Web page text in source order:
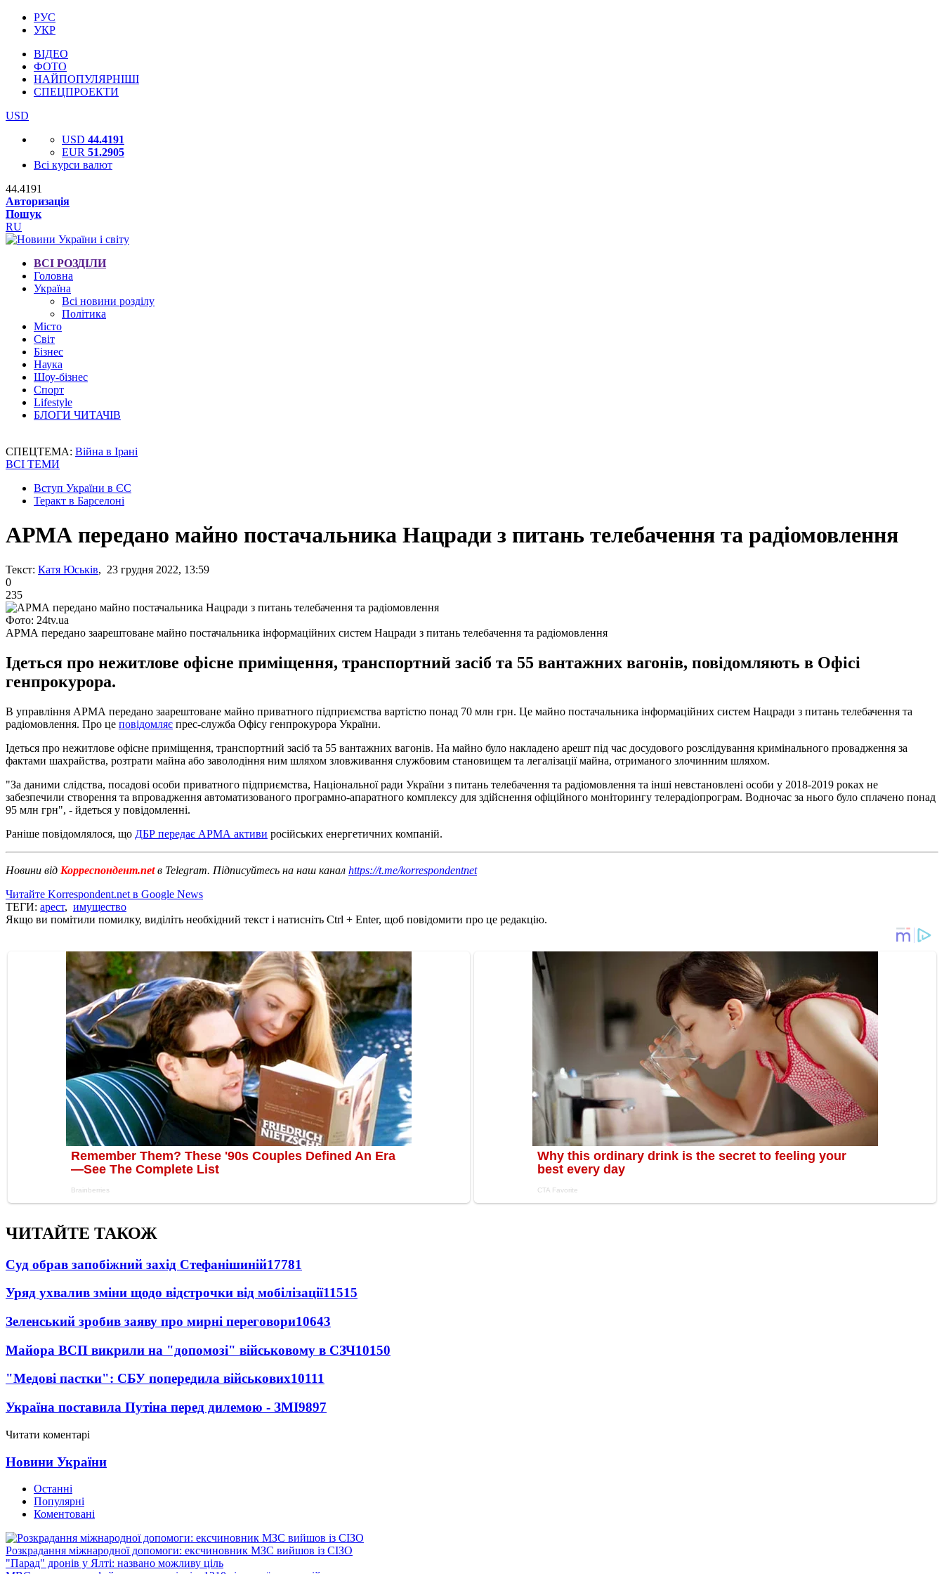
РУС
УКР
ВІДЕО
ФОТО
НАЙПОПУЛЯРНІШІ
СПЕЦПРОЕКТИ
USD
USD 44.4191
EUR 51.2905
Всі курси валют
44.4191
Авторизація
Пошук
RU
ВСІ РОЗДІЛИ
Головна
Україна
Всі новини розділу
Політика
Місто
Світ
Бізнес
Наука
Шоу-бізнес
Спорт
Lifestyle
БЛОГИ ЧИТАЧІВ
СПЕЦТЕМА: Війна в Ірані
ВСІ ТЕМИ
Вступ України в ЄС
Теракт в Барселоні
АРМА передано майно постачальника Нацради з питань телебачення та радіомовлення
Текст: Катя Юськів, 23 грудня 2022, 13:59
0
235
Фото: 24tv.ua
АРМА передано заарештоване майно постачальника інформаційних систем Нацради з питань телебачення та радіомовлення
Ідеться про нежитлове офісне приміщення, транспортний засіб та 55 вантажних вагонів, повідомляють в Офісі
генпрокурора.
В управління АРМА передано заарештоване майно приватного підприємства вартістю понад 70 млн грн. Це майно постачальника інформаційних систем Нацради з питань телебачення та
радіомовлення. Про це повідомляє прес-служба Офісу генпрокурора України.
Ідеться про нежитлове офісне приміщення, транспортний засіб та 55 вантажних вагонів. На майно було накладено арешт під час досудового розслідування кримінального провадження за
фактами шахрайства, розтрати майна або заволодіння ним шляхом зловживання службовим становищем та легалізації майна, отриманого злочинним шляхом.
"За даними слідства, посадові особи приватного підприємства, Національної ради України з питань телебачення та радіомовлення та інші невстановлені особи у 2018-2019 роках не
забезпечили створення та впровадження автоматизованого програмно-апаратного комплексу для здійснення офіційного моніторингу телерадіопрограм. Водночас за нього було сплачено понад
95 млн грн", - йдеться у повідомленні.
Раніше повідомлялося, що ДБР передає АРМА активи російських енергетичних компаній.
Новини від Корреспондент.netв Telegram. Підписуйтесь на наш канал https://t.me/korrespondentnet
Читайте Korrespondent.net в Google News
ТЕГИ: арест, имущество
Якщо ви помітили помилку, виділіть необхідний текст і натисніть Ctrl + Enter, щоб повідомити про це редакцію.
ЧИТАЙТЕ ТАКОЖ
Суд обрав запобіжний захід Стефанішиній17781
Уряд ухвалив зміни щодо відстрочки від мобілізації11515
Зеленський зробив заяву про мирні переговори10643
Майора ВСП викрили на "допомозі" військовому в СЗЧ10150
"Медові пастки": СБУ попередила військових10111
Україна поставила Путіна перед дилемою - ЗМІ9897
Читати коментарі
Новини України
Останні
Популярні
Коментовані
Розкрадання міжнародної допомоги: ексчиновник МЗС вийшов із СІЗО
"Парад" дронів у Ялті: названо можливу ціль